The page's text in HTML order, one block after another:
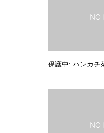
保護中: ハンカチ